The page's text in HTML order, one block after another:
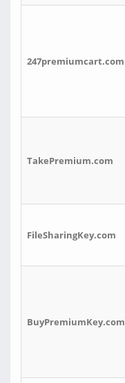
247premiumcart.com
TakePremium.com
FileSharingKey.com
BuyPremiumKey.com